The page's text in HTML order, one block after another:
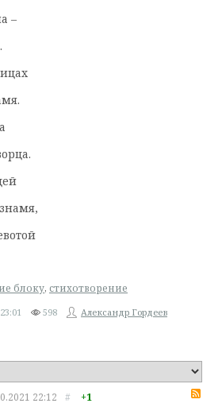
–
блоку, стихотворение
23:01 598 Александр Гордеев
22:12 # +1